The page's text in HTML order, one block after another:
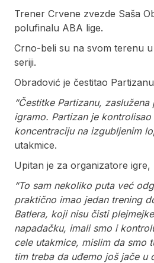
Trener Crvene zvezde Saša
polufinalu ABA lige.
Crno-beli su na svom terenu
seriji.
Obradović je čestitao
“Čestitke Partizanu,
igramo. Partizan je
koncentraciju na izgubljenim
utakmice.
Upitan je za organizatore
“To sam nekoliko puta već
praktično imao jedan trening
Batlera, koji nisu čisti
napadačku, imali smo i
cele utakmice, mislim da smo
tim treba da uđemo još jače u